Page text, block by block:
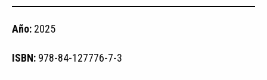
Año: 2025
ISBN: 978-84-127776-7-3